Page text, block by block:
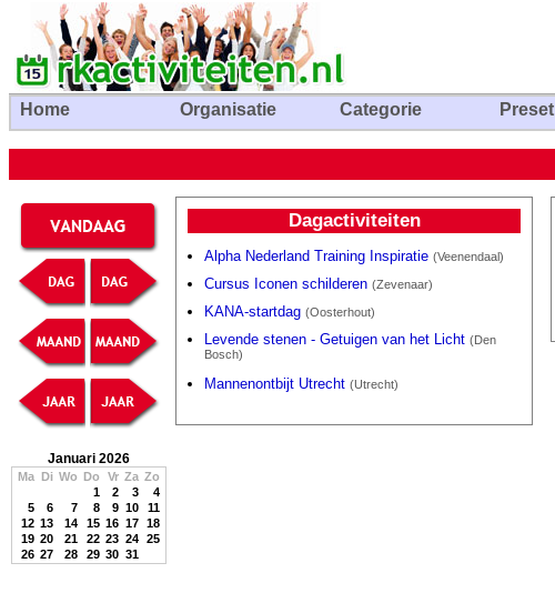
Home Organisatie Categorie Preset
Januari 2026
Ma Di Wo Do Vr Za Zo
1
2 3
4
5
6 7 8 9 10
11
12 13 14 15 16 17 18
19 20 21 22 23 24 25
26 27 28 29 30 31
Dagactiviteiten
Alpha Nederland Training Inspiratie (Veenendaal)
Cursus Iconen schilderen (Zevenaar)
KANA-startdag (Oosterhout)
Levende stenen - Getuigen van het Licht (Den
Bosch)
Mannenontbijt Utrecht (Utrecht)